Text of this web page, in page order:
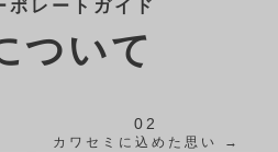
ポレートガイド
ついて
02
カワセミに込めた思い →